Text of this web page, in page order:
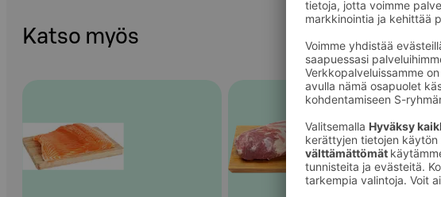
Katso myös